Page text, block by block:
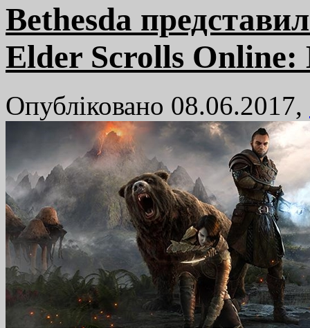
Bethesda
Elder Scrolls
Опубліковано 08.06.2017,